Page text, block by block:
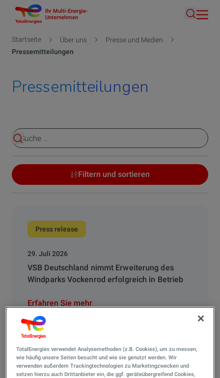
Inhalt
Ihr Multi-Energie-
Unternehmen
Suche
Pfadnavigation
Startseite Über uns
Presse und Medien
Pressemitteilungen
Pressemitteilungen
Ergebnisse anzeigen
Filtern und sortieren
Press release
29. Juli 2026
VSB Deutschland nimmt Erweiterung des
Windparks Vockenrod erfolgreich in Betrieb
Erfahren Sie mehr
Elektromobilität Press release
TotalEnergies verwendet Analysemethoden (z.B. Cookies), um zu messen,
wie häufig unsere Seiten besucht und wie sie genutzt werden. Wir
verwenden außerdem Trackingtechnologien zu Marketingzwecken und
setzen hierzu auch Drittanbieter ein, die ggf. geräteübergreifend Cookies,